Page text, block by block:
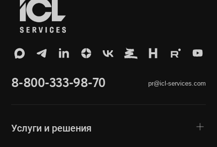
8-800-333-98-70 pr@icl-services.com
Услуги и решения